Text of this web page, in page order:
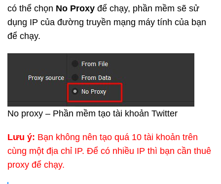
có thể chọn No Proxy để chạy, phần mềm sẽ sử
dụng IP của đường truyền mạng máy tính của bạn
để chạy.
No proxy – Phần mềm tạo tài khoản Twitter
Lưu ý: Bạn không nên tạo quá 10 tài khoản trên
cùng một địa chỉ IP. Để có nhiều IP thì bạn cần thuê
proxy để chạy.